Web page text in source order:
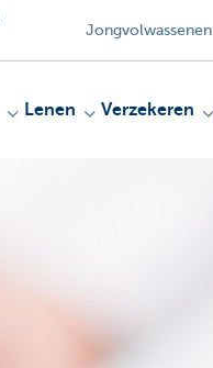
Jongvolwassenen
Lenen Verzekeren